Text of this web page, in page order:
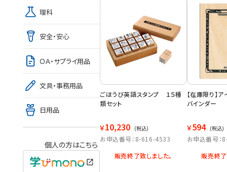
ごほうび英語スタンプ １５種
類セット
￥10,230 (税込)
お申込番号：8-616-4533
販売終了致しました。
【在庫限り】
バインダー
￥594 (税込)
お申込番号
販売終了
理科
安全・安心
ＯＡ・サプライ用品
文具・事務用品
日用品
個人の方はこちら